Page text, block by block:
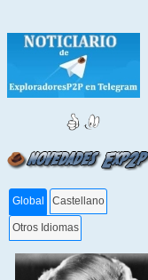
Global Castellano
Otros Idiomas